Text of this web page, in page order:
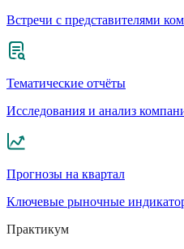
Встречи с представителями
Тематические отчёты
Исследования и анализ
Прогнозы на квартал
Ключевые рыночные
Практикум